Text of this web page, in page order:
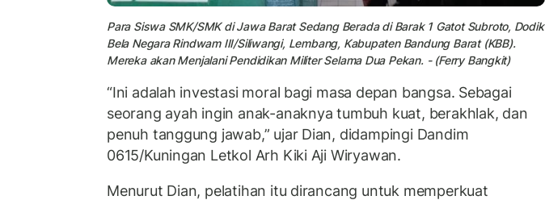
Para Siswa SMK/SMK di Jawa Barat Sedang Berada diBarak 1 Gatot Subroto, Dodik
Bela Negara Rindwam III/Siliwangi, Lembang, Kabupaten Bandung Barat (KBB).
Mereka akan Menjalani Pendidikan Militer Selama Dua Pekan. - (Ferry Bangkit)
“Ini adalah investasi moral bagi masa depan bangsa. Sebagai
seorang ayah ingin anak-anaknya tumbuh kuat, berakhlak, dan
penuh tanggung jawab,” ujar Dian, didampingi Dandim
0615/Kuningan Letkol Arh Kiki Aji Wiryawan.
Menurut Dian, pelatihan itu dirancang untuk memperkuat